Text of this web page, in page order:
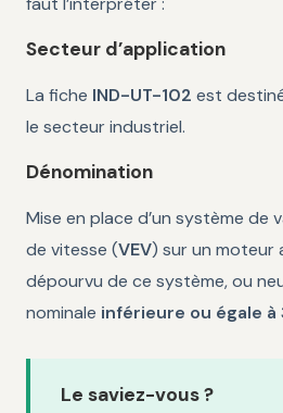
Secteur d’application
La fiche IND-UT-102 est
le secteur industriel.
Dénomination
Mise en place d’un système de
de vitesse (VEV) sur un moteur
dépourvu de ce système, ou
nominale inférieure ou égale à
Le saviez-vous ?